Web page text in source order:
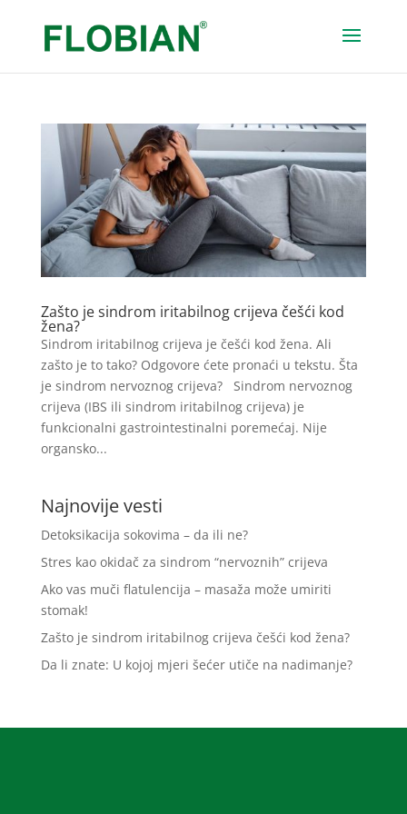
Zašto je sindrom iritabilnog crijeva češći kod
žena?
Sindrom iritabilnog crijeva je češći kod žena. Ali
zašto je to tako? Odgovore ćete pronaći u tekstu. Šta
je sindrom nervoznog crijeva? Sindrom nervoznog
crijeva (IBS ili sindrom iritabilnog crijeva) je
funkcionalni gastrointestinalni poremećaj. Nije
organsko...
Najnovije vesti
Detoksikacija sokovima – da ili ne?
Stres kao okidač za sindrom “nervoznih” crijeva
Ako vas muči flatulencija – masaža može umiriti
stomak!
Zašto je sindrom iritabilnog crijeva češći kod žena?
Da li znate: U kojoj mjeri šećer utiče na nadimanje?